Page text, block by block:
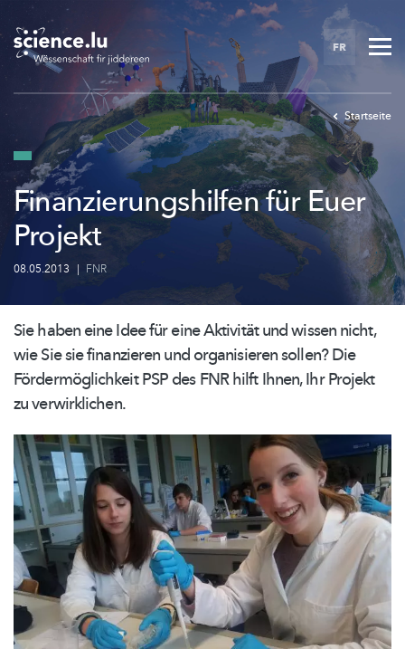
to
main
content
FR
Startseite
Finanzierungshilfen für Euer
Projekt
08.05.2013 | FNR
Sie haben eine Idee für eine Aktivität und wissen nicht,
wie Sie sie finanzieren und organisieren sollen? Die
FördermöglichkeitPSP des FNR hilft Ihnen, Ihr Projekt
zuverwirklichen.